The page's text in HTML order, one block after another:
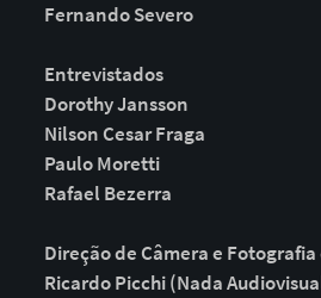
Fernando Severo
Entrevistados
Dorothy Jansson
Nilson Cesar Fraga
Paulo Moretti
Rafael Bezerra
Direção de Câmera e
Ricardo Picchi (Nada